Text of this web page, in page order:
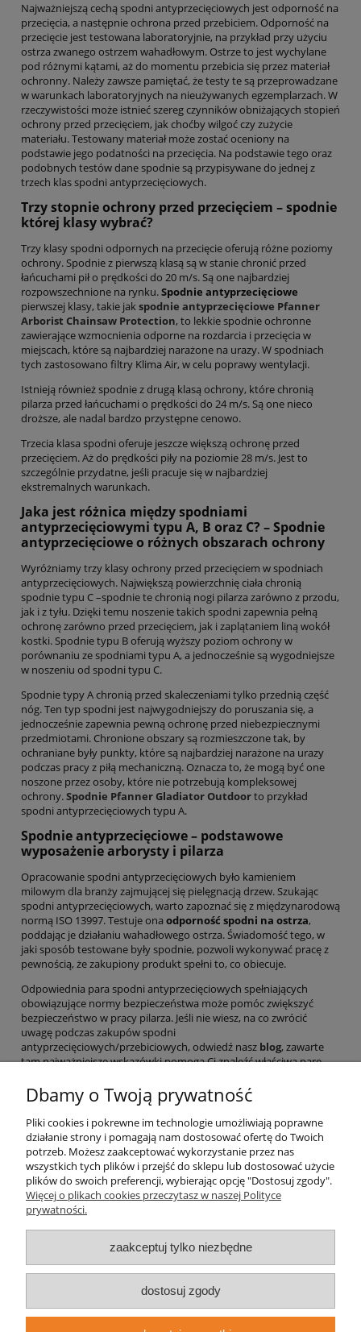
Najważniejszą cechą spodni antyprzecięciowych jest odporność na
przecięcia, a następnie ochrona przed przebiciem. Odporność na
przecięcie jest testowana laboratoryjnie, na przykład przy użyciu
ostrza zwanego ostrzem wahadłowym. Ostrze to jest wychylane
pod różnymi kątami, aż do momentu przebicia się przez materiał
ochronny. Należy zawsze pamiętać, że testy te są przeprowadzane
w warunkach laboratoryjnych na nieużywanych egzemplarzach. W
rzeczywistości może istnieć szereg czynników obniżających stopień
ochrony przed przecięciem, jak choćby wilgoć czy zużycie
materiału. Testowany materiał może zostać oceniony na
podstawie jego podatności na przecięcia. Na podstawie tego oraz
podobnych testów dane spodnie są przypisywane do jednej z
trzech klas spodni antyprzecięciowych.
Trzy stopnie ochrony przed przecięciem – spodnie
której klasy wybrać?
Trzy klasy spodni odpornych na przecięcie oferują różne poziomy
ochrony. Spodnie z pierwszą klasą są w stanie chronić przed
łańcuchami pił o prędkości do 20 m/s. Są one najbardziej
rozpowszechnione na rynku.Spodnie antyprzecięciowe
pierwszej klasy, takie jakspodnie antyprzecięciowe Pfanner
Arborist Chainsaw Protection, to lekkie spodnie ochronne
zawierające wzmocnienia odporne na rozdarcia i przecięcia w
miejscach, które są najbardziej narażone na urazy. W spodniach
tych zastosowano filtry Klima Air, w celu poprawy wentylacji.
Istnieją również spodnie z drugą klasą ochrony, które chronią
pilarza przed łańcuchami o prędkości do 24 m/s. Są one nieco
droższe, ale nadal bardzo przystępne cenowo.
Trzecia klasa spodni oferuje jeszcze większą ochronę przed
przecięciem. Aż do prędkości piły na poziomie 28 m/s. Jest to
szczególnie przydatne, jeśli pracuje się w najbardziej
ekstremalnych warunkach.
Jaka jest różnica między spodniami
antyprzecięciowymi typu A, B oraz C? – Spodnie
antyprzecięciowe o różnych obszarach ochrony
Wyróżniamy trzy klasy ochrony przed przecięciem w spodniach
antyprzecięciowych. Największą powierzchnię ciała chronią
spodnie typu C –spodnie te chronią nogi pilarza zarówno z przodu,
jak i z tyłu. Dzięki temu noszenie takich spodni zapewnia pełną
ochronę zarówno przed przecięciem, jak i zaplątaniem liną wokół
kostki. Spodnie typu B oferują wyższy poziom ochrony w
porównaniu ze spodniami typu A, a jednocześnie są wygodniejsze
w noszeniu od spodni typu C.
Spodnie typy A chronią przed skaleczeniami tylko przednią część
nóg. Ten typ spodni jest najwygodniejszy do poruszania się, a
jednocześnie zapewnia pewną ochronę przed niebezpiecznymi
przedmiotami. Chronione obszary są rozmieszczone tak, by
ochraniane były punkty, które są najbardziej narażone na urazy
podczas pracy z piłą mechaniczną. Oznacza to, że mogą być one
noszone przez osoby, które nie potrzebują kompleksowej
ochrony.Spodnie Pfanner Gladiator Outdoorto przykład
spodni antyprzecięciowych typu A.
Spodnie antyprzecięciowe – podstawowe
wyposażenie arborysty i pilarza
Opracowanie spodni antyprzecięciowych było kamieniem
milowym dla branży zajmującej się pielęgnacją drzew. Szukając
spodni antyprzecięciowych, warto zapoznać się z międzynarodową
normą ISO 13997. Testuje ona odporność spodni na ostrza,
poddając je działaniu wahadłowego ostrza. Świadomość tego, w
jaki sposób testowane były spodnie, pozwoli wykonywać pracę z
pewnością, że zakupiony produkt spełni to, co obiecuje.
Odpowiednia para spodni antyprzecięciowych spełniających
obowiązujące normy bezpieczeństwa może pomóc zwiększyć
bezpieczeństwo w pracy pilarza. Jeśli nie wiesz, na co zwrócić
uwagę podczas zakupów spodni
antyprzecięciowych/przebiciowych, odwiedź nasz blog, zawarte
tam najważniejsze wskazówki pomogą Ci znaleźć właściwą parę
Pomoc
Strefa treści
Szkoły i kursy arborystyczne
Moje konto
Płatności i dostawa
Informacje
Dbamy o Twoją prywatność
Pliki cookies i pokrewne im technologie umożliwiają poprawne
działanie strony i pomagają nam dostosować ofertę do Twoich
potrzeb. Możesz zaakceptować wykorzystanie przez nas
wszystkich tych plików i przejść do sklepu lub dostosować użycie
plików do swoich preferencji, wybierając opcję "Dostosuj zgody".
Więcej o plikach cookies przeczytasz w naszej Polityce
prywatności.
zaakceptuj tylko niezbędne
dostosuj zgody